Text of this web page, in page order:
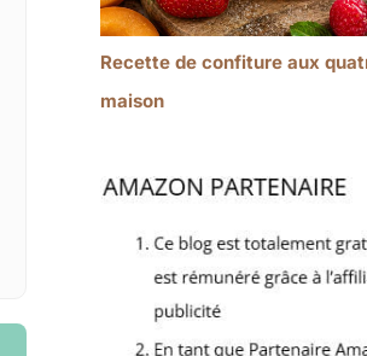
Recette de confiture aux
maison